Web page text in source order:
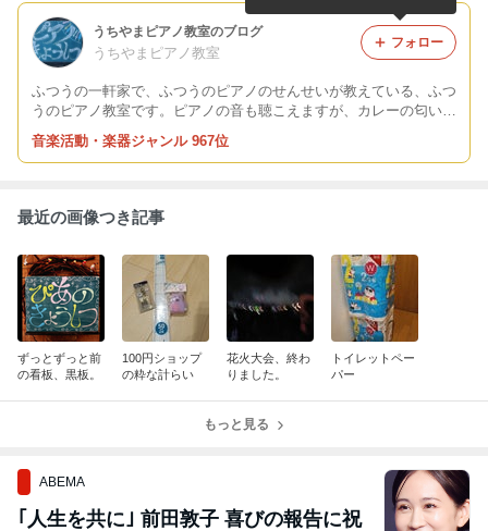
うちやまピアノ教室のブログ
うちやまピアノ教室
ふつうの一軒家で、ふつうのピアノのせんせいが教えている、ふつ
うのピアノ教室です。ピアノの音も聴こえますが、カレーの匂いも
します。庭で採れた夏野菜を生徒さんにプレゼントするのが夢で
す。 piano.pochiko@gmail.com
フォロー
音楽活動・楽器ジャンル 967位
最近の画像つき記事
ずっとずっと前
の看板、黒板。
100円ショップ
の粋な計らい
花火大会、終わ
りました。
トイレットペー
パー
もっと見る
ABEMA
｢人生を共に｣ 前田敦子 喜びの報告に祝